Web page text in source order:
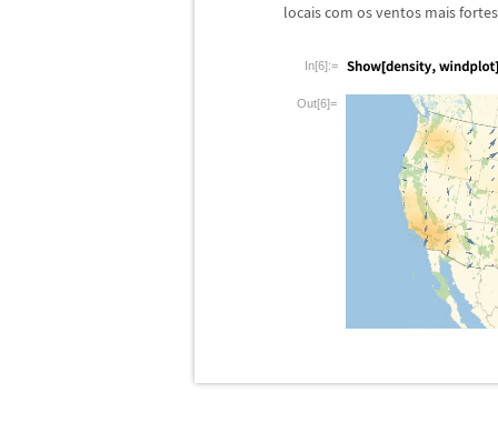
locais com os ventos mais
In[6]:=
Out[6]=